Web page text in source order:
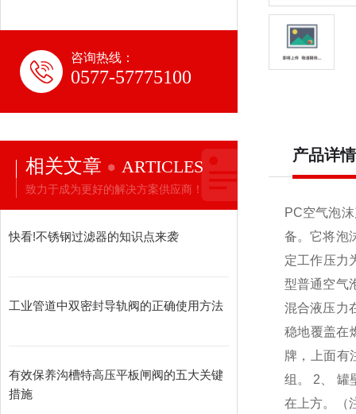
咨询热线：
0577-57775100
相关文章 ARTICLES
致力于成为更好的解决方案供应商！
快看!不锈钢过滤器的知识点来袭
工业管道中双密封导轨阀的正确使用方法
有效保养沟槽特高压平板闸阀的五大关键
措施
产品详情
PC空气泡
备。它将泡
定工作压力
型普通空气
混合液压力
稳地覆盖在
牌，上面有
组。 2、 罐
在上方。（